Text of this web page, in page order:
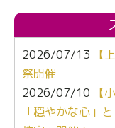
2026/07/13
【
祭開催
2026/07/10
【
「穏やかな心」